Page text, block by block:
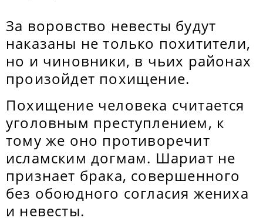
За воровство невесты будут
наказаны не только похитители,
но и чиновники, в чьих районах
произойдет похищение.
Похищение человека считается
уголовным преступлением, к
тому же оно противоречит
исламским догмам. Шариат не
признает брака, совершенного
без обоюдного согласия жениха
и невесты.